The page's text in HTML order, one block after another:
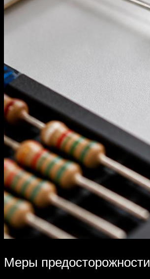
Меры предосторожности